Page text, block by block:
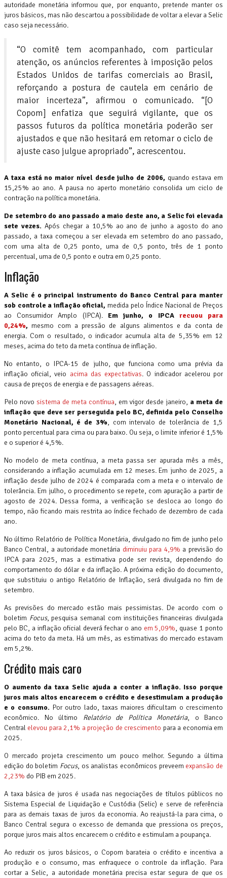
autoridade monetária informou que, por enquanto, pretende manter os
juros básicos, mas não descartou a possibilidade de voltar a elevar a Selic
caso seja necessário.
“O comitê tem acompanhado, com particular
atenção, os anúncios referentes à imposição pelos
Estados Unidos de tarifas comerciais ao Brasil,
reforçando a postura de cautela em cenário de
maior incerteza”, afirmou o comunicado. “[O
Copom] enfatiza que seguirá vigilante, que os
passos futuros da política monetária poderão ser
ajustados e que não hesitará em retomar o ciclo de
ajuste caso julgue apropriado”, acrescentou.
A taxa está no maior nível desde julho de 2006, quando estava em
15,25% ao ano. A pausa no aperto monetário consolida um ciclo de
contração na política monetária.
De setembro do ano passado a maio deste ano, a Selic foi elevada
sete vezes.Após chegar a 10,5% ao ano de junho a agosto do ano
passado, a taxa começou a ser elevada em setembro do ano passado,
com uma alta de 0,25 ponto, uma de 0,5 ponto, três de 1 ponto
percentual, uma de 0,5 ponto e outra em 0,25 ponto.
Inflação
A Selic é o principal instrumento do Banco Central para manter
sob controle a inflação oficial, medida pelo Índice Nacional de Preços
ao Consumidor Amplo (IPCA). Em junho, o IPCA recuou para
0,24%, mesmo com a pressão de alguns alimentos e da conta de
energia. Com o resultado, o indicador acumula alta de 5,35% em 12
meses, acima do teto da meta contínua de inflação.
No entanto, o IPCA-15 de julho, que funciona como uma prévia da
inflação oficial, veio acima das expectativas. O indicador acelerou por
causa de preços de energia e de passagens aéreas.
Pelo novo sistema de meta contínua, em vigor desde janeiro, a meta de
inflação que deve ser perseguida pelo BC, definida pelo Conselho
Monetário Nacional, é de 3%, com intervalo de tolerância de 1,5
ponto percentual para cima ou para baixo. Ou seja, o limite inferior é 1,5%
e o superior é 4,5%.
No modelo de meta contínua, a meta passa ser apurada mês a mês,
considerando a inflação acumulada em 12 meses. Em junho de 2025, a
inflação desde julho de 2024 é comparada com a meta e o intervalo de
tolerância. Em julho, o procedimento se repete, com apuração a partir de
agosto de 2024. Dessa forma, a verificação se desloca ao longo do
tempo, não ficando mais restrita ao índice fechado de dezembro de cada
ano.
No último Relatório de Política Monetária, divulgado no fim de junho pelo
Banco Central, a autoridade monetária diminuiu para 4,9% a previsão do
IPCA para 2025, mas a estimativa pode ser revista, dependendo do
comportamento do dólar e da inflação. A próxima edição do documento,
que substituiu o antigo Relatório de Inflação, será divulgada no fim de
setembro.
As previsões do mercado estão mais pessimistas. De acordo com o
boletim Focus, pesquisa semanal com instituições financeiras divulgada
pelo BC, a inflação oficial deverá fechar o ano em 5,09%, quase 1 ponto
acima do teto da meta. Há um mês, as estimativas do mercado estavam
em 5,2%.
Crédito mais caro
O aumento da taxa Selic ajuda a conter a inflação. Isso porque
juros mais altos encarecem o crédito e desestimulam a produção
e o consumo.Por outro lado, taxas maiores dificultam o crescimento
econômico. No último Relatório de Política Monetária, o Banco
Central elevou para 2,1% a projeção de crescimento para a economia em
2025.
O mercado projeta crescimento um pouco melhor. Segundo a última
edição do boletim Focus, os analistas econômicos preveem expansão de
2,23% do PIB em 2025.
A taxa básica de juros é usada nas negociações de títulos públicos no
Sistema Especial de Liquidação e Custódia (Selic) e serve de referência
para as demais taxas de juros da economia. Ao reajustá-la para cima, o
Banco Central segura o excesso de demanda que pressiona os preços,
porque juros mais altos encarecem o crédito e estimulam a poupança.
Ao reduzir os juros básicos, o Copom barateia o crédito e incentiva a
produção e o consumo, mas enfraquece o controle da inflação. Para
cortar a Selic, a autoridade monetária precisa estar segura de que os